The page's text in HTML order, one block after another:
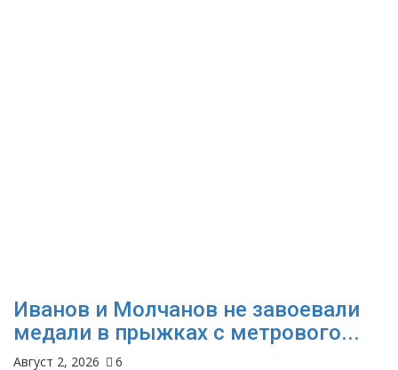
Иванов и Молчанов не завоевали
медали в прыжках с метрового...
Август 2, 2026
6